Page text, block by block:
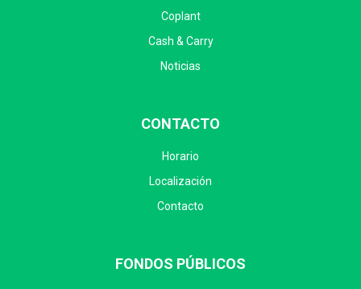
Coplant
Cash & Carry
Noticias
CONTACTO
Horario
Localización
Contacto
FONDOS PÚBLICOS